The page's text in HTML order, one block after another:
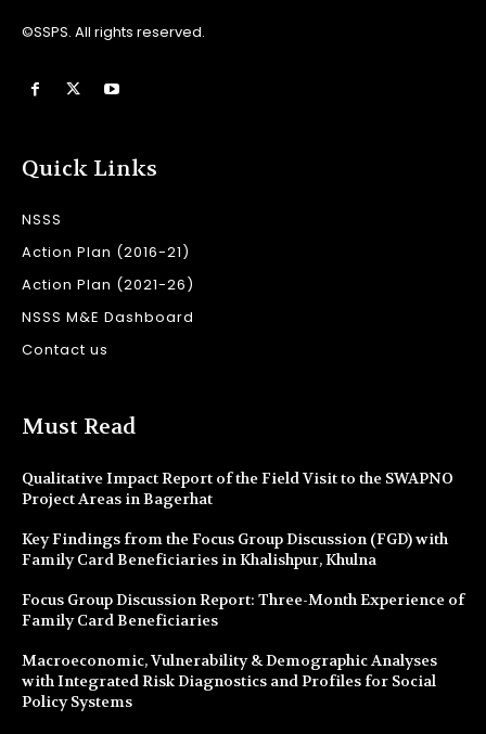
©SSPS. All rights reserved.
Quick Links
NSSS
Action Plan (2016-21)
Action Plan (2021-26)
NSSS M&E Dashboard
Contact us
Must Read
Qualitative Impact Report of the Field Visit to the SWAPNO
Project Areas in Bagerhat
Key Findings from the Focus Group Discussion (FGD) with
Family Card Beneficiaries in Khalishpur, Khulna
Focus Group Discussion Report: Three-Month Experience of
Family Card Beneficiaries
Macroeconomic, Vulnerability & Demographic Analyses
with Integrated Risk Diagnostics and Profiles for Social
Policy Systems